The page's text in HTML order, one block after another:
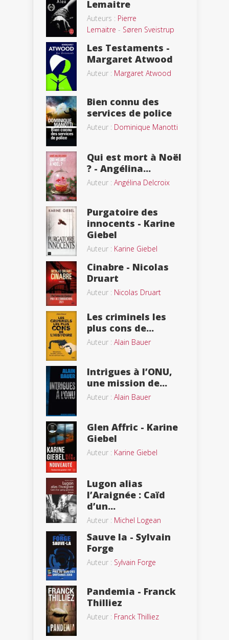
Lemaitre
Auteurs : Pierre
Lemaitre - Søren Sveistrup
Les Testaments -
Margaret Atwood
Auteur : Margaret Atwood
Bien connu des
services de police
Auteur : Dominique Manotti
Qui est mort à Noël
? - Angélina...
Auteur : Angélina Delcroix
Purgatoire des
innocents - Karine
Giebel
Auteur : Karine Giebel
Cinabre - Nicolas
Druart
Auteur : Nicolas Druart
Les criminels les
plus cons de...
Auteur : Alain Bauer
Intrigues à l’ONU,
une mission de...
Auteur : Alain Bauer
Glen Affric - Karine
Giebel
Auteur : Karine Giebel
Lugon alias
l’Araignée : Caïd
d’un...
Auteur : Michel Logean
Sauve la - Sylvain
Forge
Auteur : Sylvain Forge
Pandemia - Franck
Thilliez
Auteur : Franck Thilliez